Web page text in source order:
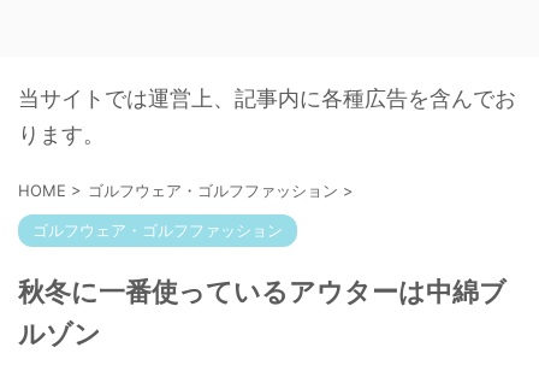
当サイトでは運営上、記事内に各種広告を含んでお
ります。
HOME > ゴルフウェア・ゴルフファッション >
ゴルフウェア・ゴルフファッション
秋冬に一番使っているアウターは中綿ブ
ルゾン